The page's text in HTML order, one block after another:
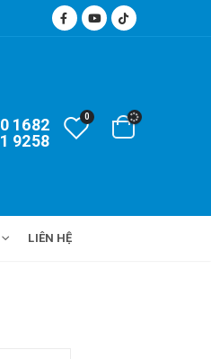
1682
9258
0
LIÊN HỆ